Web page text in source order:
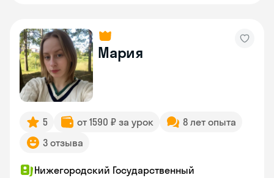
Мария
5 от 1590 ₽ за урок
8 лет опыта
3 отзыва
Нижегородский Государственный